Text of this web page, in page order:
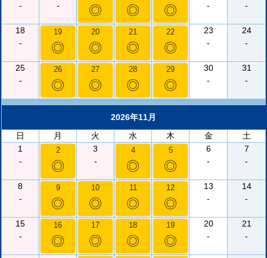
-
-
◎ ◎ ◎
-
-
18
-
19
◎
20
◎
21
◎
22
◎
23
-
24
-
25
-
26
◎
27
◎
28
◎
29
◎
30
-
31
-
2026年11月
日
月 火 水 木 金
土
1
-
2
◎
3
-
4
◎
5
◎
6
-
7
-
8
-
9
◎
10
◎
11
◎
12
◎
13
-
14
-
15
-
16
◎
17
◎
18
◎
19
◎
20
-
21
-